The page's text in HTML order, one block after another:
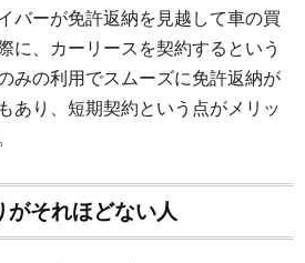
バーが免許返納を見越して車の買
に、カーリースを契約するという
みの利用でスムーズに免許返納が
あり、短期契約という点がメリッ
がそれほどない人